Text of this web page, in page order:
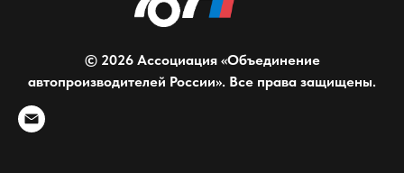
© 2026 Ассоциация «Объединение
автопроизводителей России». Все права защищены.